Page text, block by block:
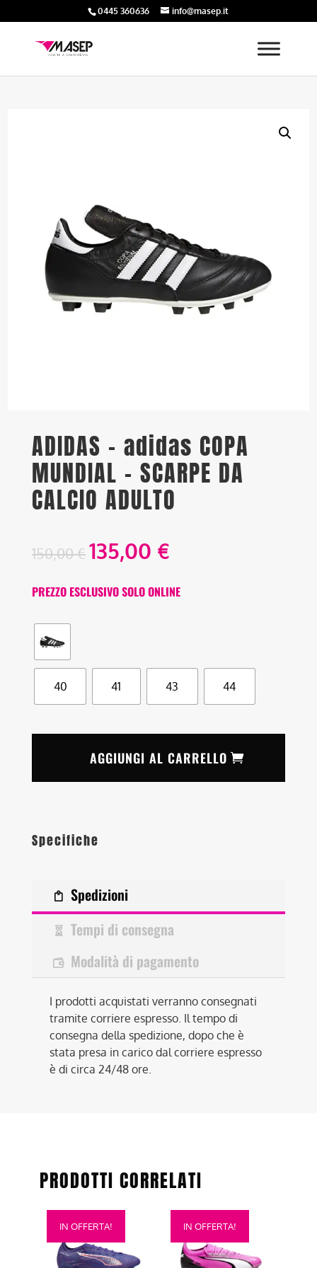
0445 360636 info@masep.it
ADIDAS – adidas COPA
MUNDIAL – SCARPE DA
CALCIO ADULTO
150,00€ 135,00 €
PREZZO ESCLUSIVO SOLO ONLINE
40 41 43 44
AGGIUNGI AL CARRELLO
Specifiche
Spedizioni
Tempi di consegna
Modalità di pagamento
I prodotti acquistati verranno consegnati
tramite corriere espresso. Il tempo di
consegna della spedizione, dopo che è
stata presa in carico dal corriere espresso
è di circa 24/48 ore.
PRODOTTI CORRELATI
IN OFFERTA!
Questo
prodotto
IN OFFERTA!
Questo
prodotto